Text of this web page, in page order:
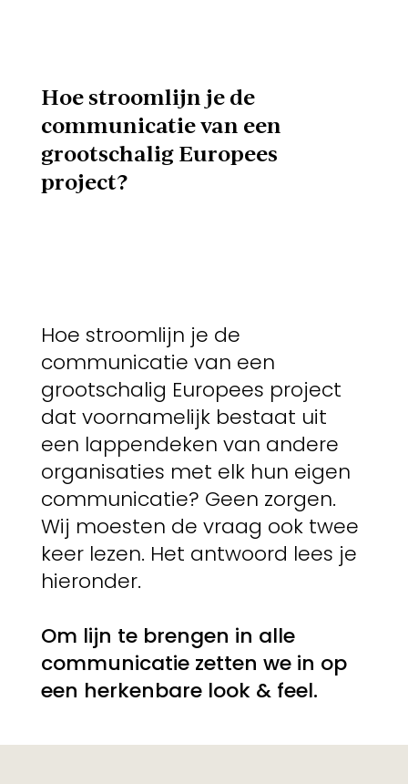
Hoe stroomlijn je de
communicatie van een
grootschalig Europees
project?
Hoe stroomlijn je de
communicatie van een
grootschalig Europees project
dat voornamelijk bestaat uit
een lappendeken van andere
organisaties met elk hun eigen
communicatie? Geen zorgen.
Wij moesten de vraag ook twee
keer lezen. Het antwoord lees je
hieronder.
Om lijn te brengen in alle
communicatie zetten we in op
een herkenbare look & feel.